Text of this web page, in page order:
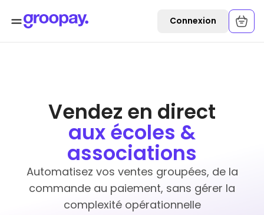
Connexion
Vendez en direct
aux écoles &
associations
Automatisez vos ventes groupées, de la
commande au paiement, sans gérer la
complexité opérationnelle